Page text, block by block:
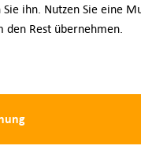
ihn. Nutzen Sie eine
den Rest übernehmen.